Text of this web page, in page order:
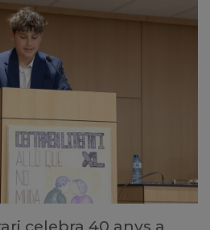
celebra 40 anys a